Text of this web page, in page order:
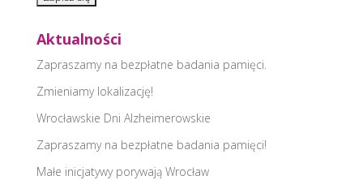
Aktualności
Zapraszamy na bezpłatne badania pamięci.
Zmieniamy lokalizację!
Wrocławskie Dni Alzheimerowskie
Zapraszamy na bezpłatne badania pamięci!
Małe inicjatywy porywają Wrocław